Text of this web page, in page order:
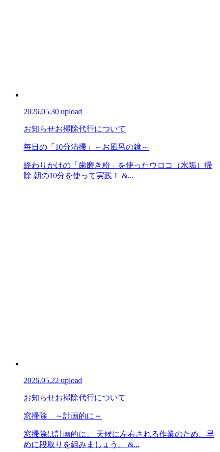
2026.05.30 upload
お知らせお掃除代行について
毎日の「10分清掃」～お風呂の鏡～
終わりかけの「歯磨き粉」を使ったウロコ（水垢）掃
除 朝の10分を使って実践！ &...
2026.05.22 upload
お知らせお掃除代行について
窓掃除 ～計画的に～
窓掃除は計画的に。 天候に左右される作業のため、早
めに段取りを組みましょう。 &...